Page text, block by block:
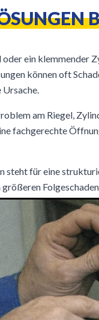
oder ein klemmender
können oft
am Riegel,
fachgerechte
steht für eine
größeren